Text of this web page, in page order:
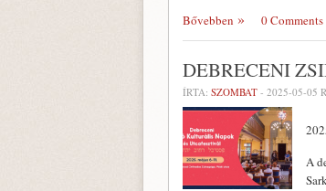
Bővebben 0 Comments
DEBRECENI
ÍRTA: SZOMBAT - 2025-05-05
A